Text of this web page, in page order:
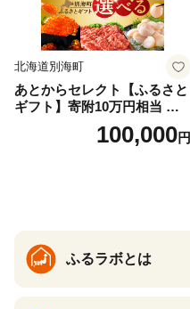
北海道別海町
あとからセレクト【ふるさと
ギフト】寄附10万円相当 あ
とから選べる！ ギフト いく
ら ほたて 海鮮 牛肉 別海町
ギフト ふるさと納税 ）
100,000円
ふるラボとは